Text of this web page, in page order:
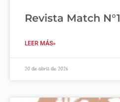
Revista Match N°1
LEER MÁS»
20 de abril de 2026